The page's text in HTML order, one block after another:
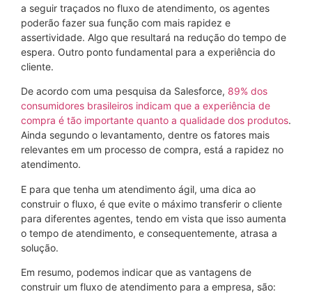
a seguir traçados no fluxo de atendimento, os agentes
poderão fazer sua função com mais rapidez e
assertividade. Algo que resultará na redução do tempo de
espera. Outro ponto fundamental para a experiência do
cliente.
De acordo com uma pesquisa da Salesforce, 89% dos
consumidores brasileiros indicam que a experiência de
compra é tão importante quanto a qualidade dos produtos.
Ainda segundo o levantamento, dentre os fatores mais
relevantes em um processo de compra, está a rapidez no
atendimento.
E para que tenha um atendimento ágil, uma dica ao
construir o fluxo, é que evite o máximo transferir o cliente
para diferentes agentes, tendo em vista que isso aumenta
o tempo de atendimento, e consequentemente, atrasa a
solução.
Em resumo, podemos indicar que as vantagens de
construir um fluxo de atendimento para a empresa, são: